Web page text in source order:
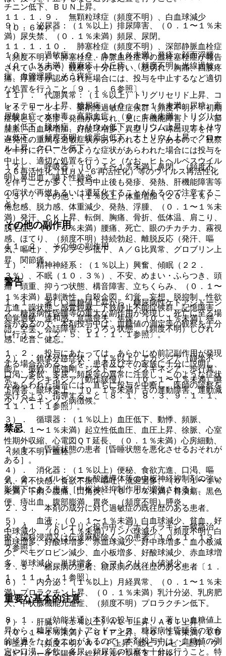
チニン低下、ＢＵＮ上昇。
９）． 泌尿器：（１％以上）排尿障害、（０．１〜１％未
満）尿失禁、（０．１％未満）頻尿、尿閉。
１０）． 過敏症：（０．１〜１％未満）発疹、顔面浮腫、
（０．１％未満）蕁麻疹、小丘疹、（頻度不明）光線過敏
症、血管浮腫、そう痒症。
１１）． 代謝異常：（１％以上）トリグリセリド上昇、コ
レステロール上昇、糖尿病、（０．１〜１％未満）尿糖、高
尿酸血症、水中毒、高脂血症、（０．１％未満）トリグリセ
リド低下、脱水症、カリウム低下、カリウム上昇、ナトリウ
ム低下、（頻度不明）総蛋白低下、ナトリウム上昇、クロー
ル上昇、クロール低下。
１２）． 呼吸器：（０．１〜１％未満）鼻閉、（頻度不
明）鼻出血、嚥下性肺炎。
１３）． その他：（１％以上）体重増加（２０．１％）、
倦怠感、脱力感、体重減少、発熱、浮腫、（０．１〜１％未
満）発汗、ＣＫ上昇、転倒、胸痛、骨折、低体温、肩こり、
脱毛症、（０．１％未満）腰痛、死亡、眼のチカチカ、霧視
感、ほてり、（頻度不明）持続勃起、離脱反応（発汗、嘔
気、嘔吐）、アルブミン低下、Ａ／Ｇ比異常、グロブリン上
昇、関節痛。
警告
１．１． 著しい血糖値上昇から、糖尿病性ケトアシドーシ
ス、糖尿病性昏睡等の重大な副作用が発現し、死亡に至る場
合があるので、本剤投与中は、血糖値の測定等の観察を十分
に行うこと〔２．５、１１．１．１参照〕。
１．２． 投与にあたっては、あらかじめ前記副作用が発現
する場合があることを、患者及びその家族に十分に説明し、
口渇、多飲、多尿、頻尿等の異常に注意し、このような症状
があらわれた場合には、直ちに投与を中断し、医師の診察を
受けるよう、指導すること〔８．１、８．３、９．１．１、
１１．１．１参照〕。
禁忌
２．１． 昏睡状態の患者［昏睡状態を悪化させるおそれが
ある］。
２．２． バルビツール酸誘導体等の中枢神経抑制剤の強い
影響下にある患者［中枢神経抑制作用が増強される］。
２．３． 本剤の成分に対し過敏症の既往歴のある患者。
２．４． アドレナリン投与中＜アナフィラキシー救急治
療・歯科浸潤又は伝達麻酔除く＞の患者〔１０．１、１３．
２参照〕。
２．５． 糖尿病の患者、糖尿病の既往歴のある患者〔１．
１、１１．１．１参照〕。
重要な基本的注意
８．１． 〈効能共通〉本剤の投与により、著しい血糖値上
昇から、糖尿病性ケトアシドーシス、糖尿病性昏睡等の致命
的経過をたどることがあるので、本剤投与中は、血糖値の測
定や口渇、多飲、多尿、頻尿等の観察を十分に行うこと。特
１１．１．９． 無顆粒球症（頻度不明）、白血球減少
（０．６％）。
１１．１．１０． 肺塞栓症（頻度不明）、深部静脈血栓症
（頻度不明）：肺塞栓症、静脈血栓症等の血栓塞栓症が報告
されているので、観察を十分に行い、息切れ、胸痛、四肢疼
痛、浮腫等が認められた場合には、投与を中止するなど適切
な処置を行うこと〔９．１．６参照〕。
１１．１．１１． 薬剤性過敏症症候群（頻度不明）：初期
症状として発疹、発熱がみられ、更に肝機能障害、リンパ節
腫脹、白血球増加、好酸球増多、異型リンパ球出現等を伴う
遅発性の重篤な過敏症状があらわれることがあるので、観察
を十分に行い、このような症状があらわれた場合には投与を
中止し、適切な処置を行うこと（なお、ヒトヘルペスウイル
ス６再活性化（ＨＨＶ−６再活性化）等のウイルス再活性化
を伴うことが多く、投与中止後も発疹、発熱、肝機能障害等
の症状が再燃あるいは遷延化することがあるので注意するこ
と）。
その他の副作用
１１．２． その他の副作用
１）． 精神神経系：（１％以上）興奮、傾眠（２２．
３％）、不眠（１０．３％）、不安、めまい・ふらつき、頭
痛・頭重、抑うつ状態、構音障害、立ちくらみ、（０．１〜
１％未満）易刺激性、自殺企図、幻覚、妄想、脱抑制、性欲
亢進、躁状態、感覚鈍麻、下肢静止不能症候群、記憶障害、
知覚過敏、違和感、意識喪失、焦燥、（０．１％未満）独
語、空笑、会話障害、もうろう状態、（頻度不明）しびれ
感、吃音、健忘。
２）． 錐体外路症状：（１％以上）アカシジア（静坐不
能）、振戦、筋強剛、ジストニア、ジスキネジア、歩行異
常、ブラジキネジア（動作緩慢）、（０．１〜１％未満）嚥
下障害、眼球挙上、（０．１％未満）舌の運動障害、運動減
少、パーキンソン病徴候。
３）． 循環器：（１％以上）血圧低下、動悸、頻脈、
（０．１〜１％未満）起立性低血圧、血圧上昇、徐脈、心室
性期外収縮、心電図ＱＴ延長、（０．１％未満）心房細動、
（頻度不明）血栓。
４）． 消化器：（１％以上）便秘、食欲亢進、口渇、嘔
気、胃不快感、食欲不振、嘔吐、流涎過多、（０．１〜１％
未満）下痢、腹痛、口角炎、（０．１％未満）胃潰瘍、黒色
便、痔出血、腹部膨満、胃炎、（頻度不明）膵炎。
５）． 血液：（０．１〜１％未満）白血球減少、貧血、好
中球減少、（０．１％未満）リンパ球減少、（頻度不明）白
血球増多、好酸球増多、赤血球減少、好中球増多、血小板減
少、ヘモグロビン減少、血小板増多、好酸球減少、赤血球増
多、単球減少、単球増多、ヘマトクリット値減少。
６）． 内分泌：（１％以上）月経異常、（０．１〜１％未
満）プロラクチン上昇、（０．１％未満）乳汁分泌、乳房肥
大、甲状腺機能亢進症、（頻度不明）プロラクチン低下。
７）． 肝臓：（１％以上）ＡＬＴ上昇、ＡＳＴ上昇、
（０．１〜１％未満）γ−ＧＴＰ上昇、（０．１％未満）ＬＤ
Ｈ上昇、（頻度不明）Ａｌ−Ｐ上昇、総ビリルビン上昇、ウ
ロビリノーゲン陽性、総ビリルビン低下、肝炎。